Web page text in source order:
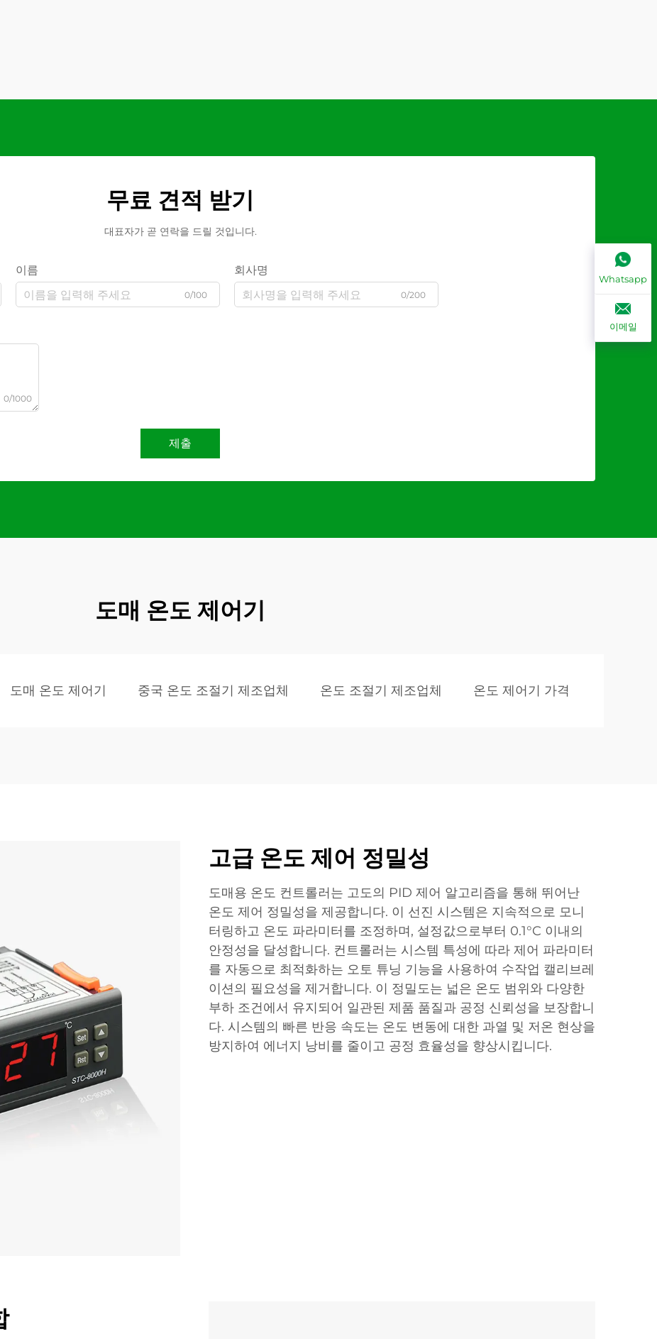
무료 견적 받기
대표자가 곧 연락을 드릴 것입니다.
이름
0/100
회사명
0/200
0/1000
제출
도매 온도 제어기
도매 온도 제어기 중국 온도 조절기 제조업체 온도 조절기 제조업체 온도 제어기 가격
고급 온도 제어 정밀성
도매용 온도 컨트롤러는 고도의 PID 제어 알고리즘을 통해 뛰어난
온도 제어 정밀성을 제공합니다. 이 선진 시스템은 지속적으로 모니
터링하고 온도 파라미터를 조정하며, 설정값으로부터 0.1°C 이내의
안정성을 달성합니다. 컨트롤러는 시스템 특성에 따라 제어 파라미터
를 자동으로 최적화하는 오토 튜닝 기능을 사용하여 수작업 캘리브레
이션의 필요성을 제거합니다. 이 정밀도는 넓은 온도 범위와 다양한
부하 조건에서 유지되어 일관된 제품 품질과 공정 신뢰성을 보장합니
다. 시스템의 빠른 반응 속도는 온도 변동에 대한 과열 및 저온 현상을
방지하여 에너지 낭비를 줄이고 공정 효율성을 향상시킵니다.
Whatsapp
이메일